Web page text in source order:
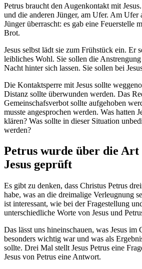
Petrus braucht den Augenkontakt mit
und die anderen Jünger, am Ufer. Am Ufer
Jünger überrascht: es gab eine Feuerstelle
Brot.
Jesus selbst lädt sie zum Frühstück ein. Er
leibliches Wohl. Sie sollen die
Nacht hinter sich lassen. Sie sollen bei
Die Kontaktsperre mit Jesus sollte
Distanz sollte überwunden werden. Das
Gemeinschafsverbot sollte aufgehoben
musste angesprochen werden. Was hatten
klären? Was sollte in dieser Situation
werden?
Petrus wurde über die Art
Jesus geprüft
Es gibt zu denken, dass Christus Petrus
habe, was an die dreimalige Verleugnung
ist interessant, wie bei der Fragestellung
unterschiedliche Worte von Jesus und
Das lässt uns hineinschauen, was Jesus im
besonders wichtig war und was als
sollte. Drei Mal stellt Jesus Petrus eine
Jesus von Petrus eine Antwort.